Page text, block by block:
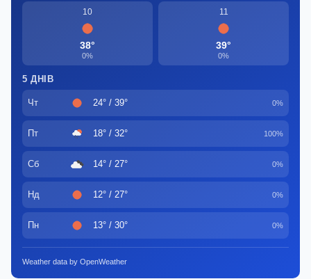
10
38°
0%
11
39°
0%
5 ДНІВ
Чт 24° / 39° 0%
Пт 18° / 32° 100%
Сб 14° / 27° 0%
Нд 12° / 27° 0%
Пн 13° / 30° 0%
Weather data by OpenWeather